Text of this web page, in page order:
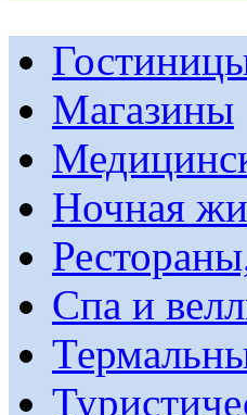
Магазины
Ночная
Спа и